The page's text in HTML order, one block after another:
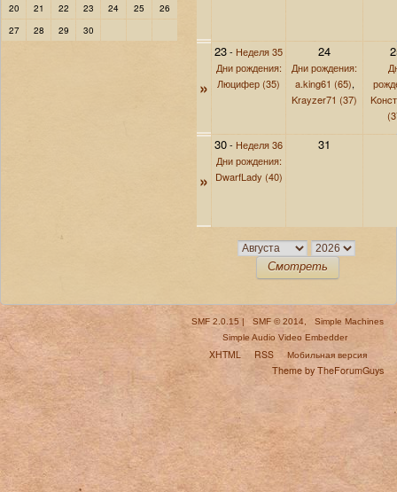
20
21 22 23 24 25
26
27
28 29 30
»
23- Неделя 35
Дни рождения:
Люцифер (35)
24
Дни рождения:
a.king61 (65),
Krayzer71 (37)
»
30- Неделя 36
Дни рождения:
DwarfLady (40)
31
SMF 2.0.15 | SMF © 2014
Simple Machines
Simple Audio Video Embedder
XHTML RSS
Мобильная версия
Theme by TheForumGuys